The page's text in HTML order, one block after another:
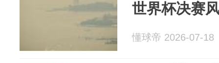
世界杯决赛
懂球帝 2026-07-18